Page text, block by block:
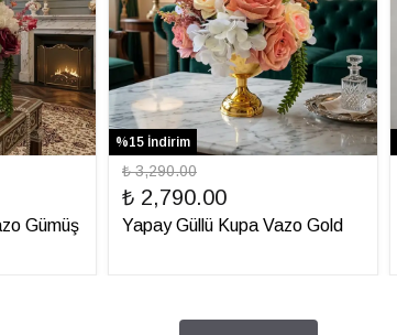
Gümüş
%15 İndirim
₺ 3,290.00
₺ 2,790.00
Yapay Güllü Kupa Vazo Gold